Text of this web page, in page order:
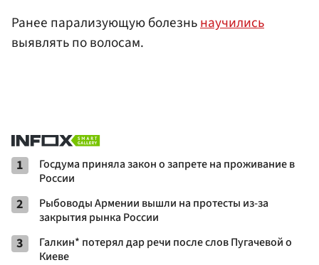
Ранее парализующую болезньнаучились
выявлять по волосам.
1
Госдума приняла закон о запрете на проживание в
России
2
Рыбоводы Армении вышли на протесты из-за
закрытия рынка России
3
Галкин* потерял дар речи после слов Пугачевой о
Киеве